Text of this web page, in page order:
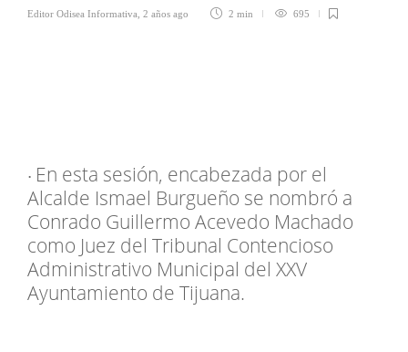
Editor Odisea Informativa 2 años ago 2 min 695
• En esta sesión, encabezada por el
Alcalde Ismael Burgueño se nombró a
Conrado Guillermo Acevedo Machado
como Juez del Tribunal Contencioso
Administrativo Municipal del XXV
Ayuntamiento de Tijuana.